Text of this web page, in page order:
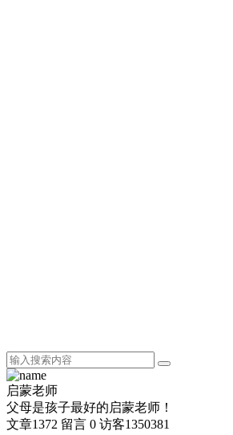
启蒙老师
父母是孩子最好的启蒙老师！
文章1372 留言 0 访客1350381